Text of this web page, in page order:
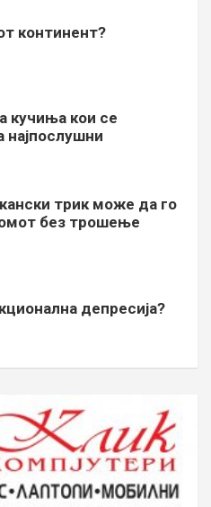
континент?
кучиња кои се
најпослушни
трик може да го
без трошење
депресија?